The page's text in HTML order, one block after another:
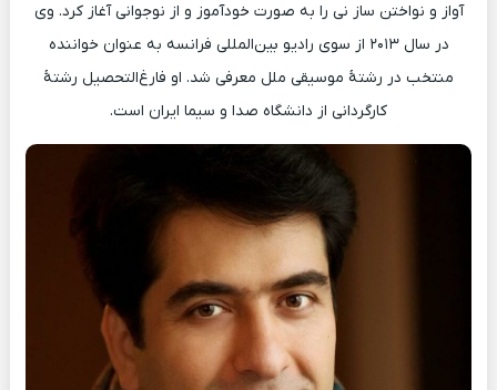
آواز و نواختن ساز نی را به صورت خودآموز و از نوجوانی آغاز کرد. وی
در سال ۲۰۱۳ از سوی رادیو بین‌المللی فرانسه به عنوان خواننده
منتخب در رشتهٔ موسیقی ملل معرفی شد. او فارغ‌التحصیل رشتۀ
کارگردانی از دانشگاه صدا و سیما ایران است.